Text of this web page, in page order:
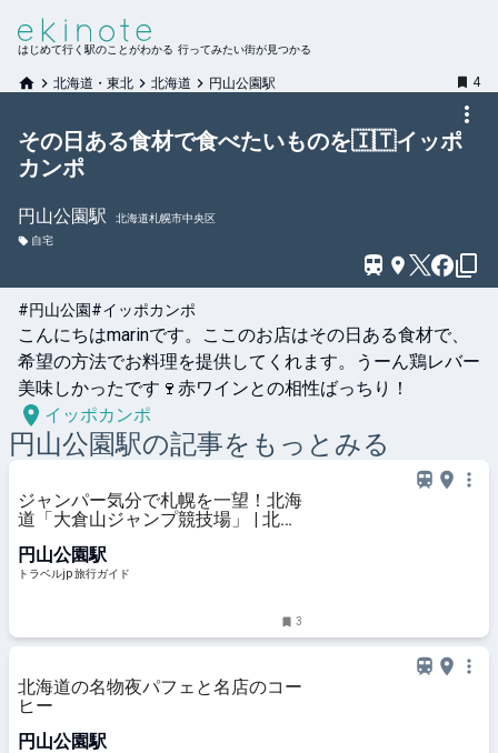
はじめて行く駅のことがわかる 行ってみたい街が見つかる
北海道・東北 北海道 円山公園駅 4
その日ある食材で食べたいものを🇮🇹イッポ
カンポ
円山公園駅
北海道札幌市中央区
自宅
#円山公園#イッポカンポ
こんにちはmarinです。ここのお店はその日ある食材で、
希望の方法でお料理を提供してくれます。うーん鶏レバー
美味しかったです🍷赤ワインとの相性ばっちり！
イッポカンポ
円山公園駅の記事をもっとみる
ジャンパー気分で札幌を一望！北海
道「大倉山ジャンプ競技場」 | 北海
円山公園駅
トラベルjp 旅行ガイド
3
北海道の名物夜パフェと名店のコー
ヒー
円山公園駅